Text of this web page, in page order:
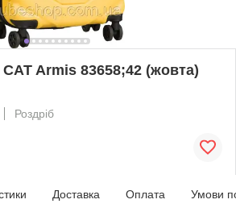
Armis 83658;42 (жовта)
Роздріб
Доставка Оплата Умови